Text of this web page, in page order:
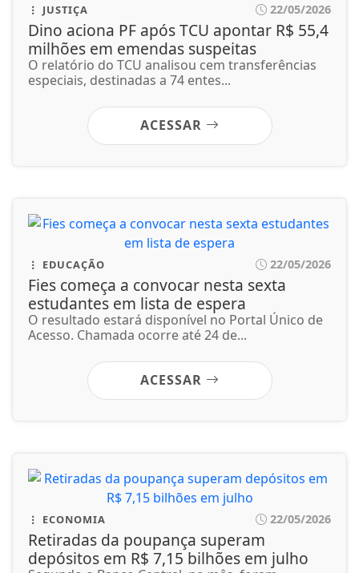
JUSTIÇA 22/05/2026
Dino aciona PF após TCU apontar R$ 55,4
milhões em emendas suspeitas
O relatório do TCU analisou cem transferências
especiais, destinadas a 74 entes...
ACESSAR
EDUCAÇÃO 22/05/2026
Fies começa a convocar nesta sexta
estudantes em lista de espera
O resultado estará disponível no Portal Único de
Acesso. Chamada ocorre até 24 de...
ACESSAR
ECONOMIA 22/05/2026
Retiradas da poupança superam
depósitos em R$ 7,15 bilhões em julho